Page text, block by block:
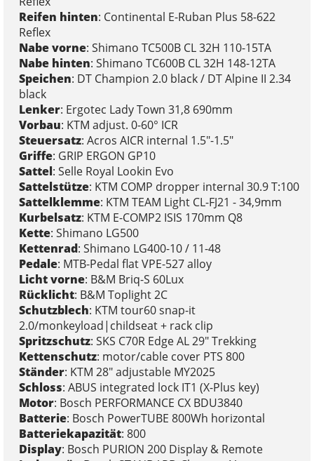
Reifen hinten: Continental E-Ruban Plus 58-622
Reflex
Nabe vorne: Shimano TC500B CL 32H 110-15TA
Nabe hinten: Shimano TC600B CL 32H 148-12TA
Speichen: DT Champion 2.0 black / DT Alpine II 2.34
black
Lenker: Ergotec Lady Town 31,8 690mm
Vorbau: KTM adjust. 0-60° ICR
Steuersatz: Acros AICR internal 1.5"-1.5"
Griffe: GRIP ERGON GP10
Sattel: Selle Royal Lookin Evo
Sattelstütze: KTM COMP dropper internal 30.9 T:100
Sattelklemme: KTM TEAM Light CL-FJ21 - 34,9mm
Kurbelsatz: KTM E-COMP2 ISIS 170mm Q8
Kette: Shimano LG500
Kettenrad: Shimano LG400-10 / 11-48
Pedale: MTB-Pedal flat VPE-527 alloy
Licht vorne: B&M Briq-S 60Lux
Rücklicht: B&M Toplight 2C
Schutzblech: KTM tour60 snap-it
2.0/monkeyload|childseat + rack clip
Spritzschutz: SKS C70R Edge AL 29" Trekking
Kettenschutz: motor/cable cover PTS 800
Ständer: KTM 28" adjustable MY2025
Schloss: ABUS integrated lock IT1 (X-Plus key)
Motor: Bosch PERFORMANCE CX BDU3840
Batterie: Bosch PowerTUBE 800Wh horizontal
Batteriekapazität: 800
Display: Bosch PURION 200 Display & Remote